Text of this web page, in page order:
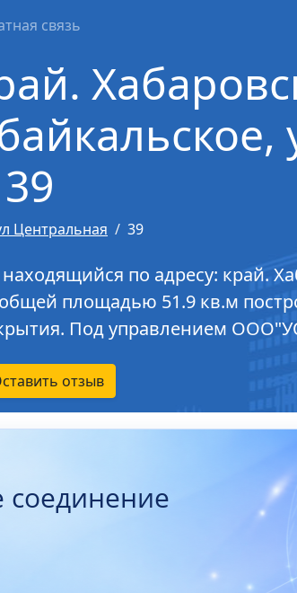
связь
Центральная 39
по адресу: край.
площадью 51.9 кв.м
Под управлением
отзыв
соединение